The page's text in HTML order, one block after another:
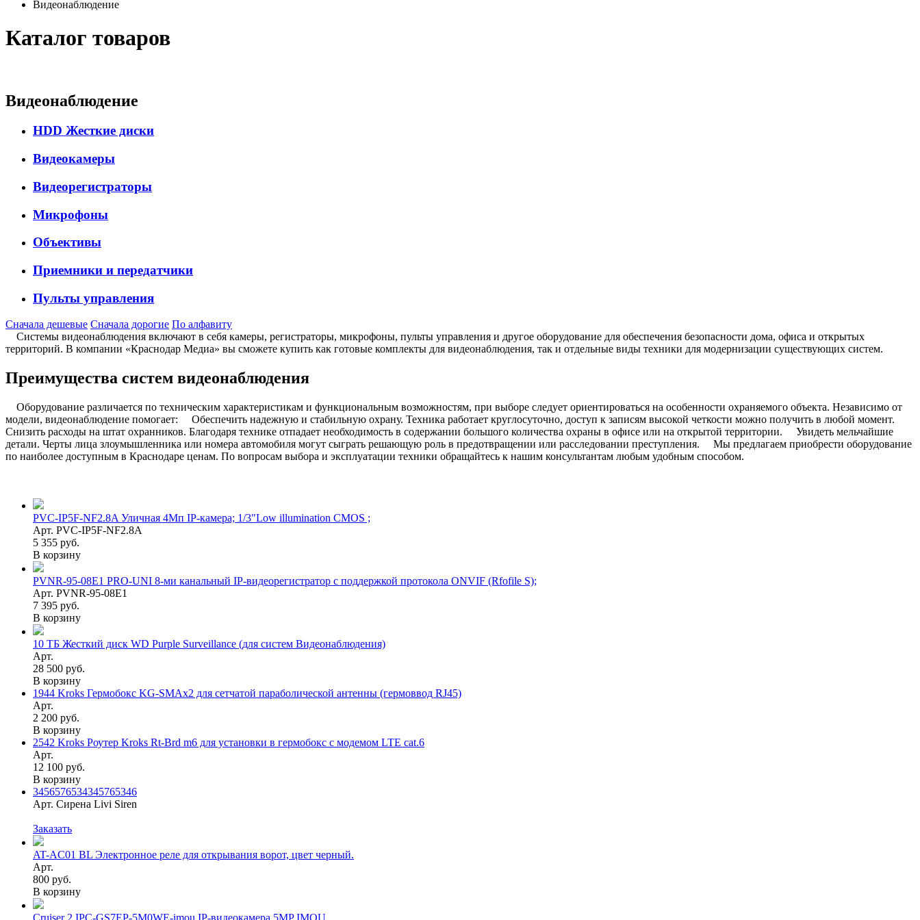
Видеонаблюдение
Каталог товаров
Видеонаблюдение
HDD Жесткие диски
Видеокамеры
Видеорегистраторы
Микрофоны
Объективы
Приемники и передатчики
Пульты управления
Сначала дешевые Сначала дорогие По алфавиту
Системы видеонаблюдения включают в себя камеры, регистраторы, микрофоны, пульты управления и другое оборудование для обеспечения безопасности дома, офиса и открытых
территорий. В компании «Краснодар Медиа» вы сможете купить как готовые комплекты для видеонаблюдения, так и отдельные виды техники для модернизации существующих систем.
Преимущества систем видеонаблюдения
Оборудование различается по техническим характеристикам и функциональным возможностям, при выборе следует ориентироваться на особенности охраняемого объекта. Независимо от
модели, видеонаблюдение помогает: Обеспечить надежную и стабильную охрану. Техника работает круглосуточно, доступ к записям высокой четкости можно получить в любой момент.
Снизить расходы на штат охранников. Благодаря технике отпадает необходимость в содержании большого количества охраны в офисе или на открытой территории. Увидеть мельчайшие
детали. Черты лица злоумышленника или номера автомобиля могут сыграть решающую роль в предотвращении или расследовании преступления. Мы предлагаем приобрести оборудование
по наиболее доступным в Краснодаре ценам. По вопросам выбора и эксплуатации техники обращайтесь к нашим консультантам любым удобным способом.
PVC-IP5F-NF2.8A Уличная 4Mп IP-камера; 1/3"Low illumination CMOS ;
Арт. PVC-IP5F-NF2.8A
5 355 руб.
В корзину
PVNR-95-08E1 PRO-UNI 8-ми канальный IP-видеорегистратор с поддержкой протокола ONVIF (Rfofile S);
Арт. PVNR-95-08E1
7 395 руб.
В корзину
10 ТБ Жесткий диск WD Purple Surveillance (для систем Видеонаблюдения)
Арт.
28 500 руб.
В корзину
1944 Kroks Гермобокс KG-SMAx2 для сетчатой параболической антенны (гермоввод RJ45)
Арт.
2 200 руб.
В корзину
2542 Kroks Роутер Kroks Rt-Brd m6 для установки в гермобокс с модемом LTE cat.6
Арт.
12 100 руб.
В корзину
3456576534345765346
Арт. Сирена Livi Siren
Заказать
AT-AC01 BL Электронное реле для открывания ворот, цвет черный.
Арт.
800 руб.
В корзину